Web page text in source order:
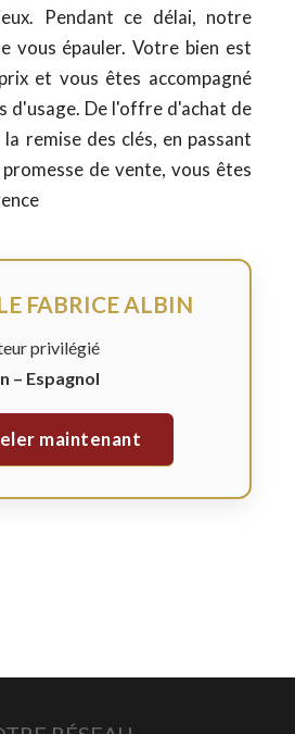
Pendant ce délai, notre
vous épauler. Votre bien est
et vous êtes accompagné
d'usage. De l'offre d'achat de
remise des clés, en passant
de vente, vous êtes
FABRICE ALBIN
privilégié
– Espagnol
maintenant